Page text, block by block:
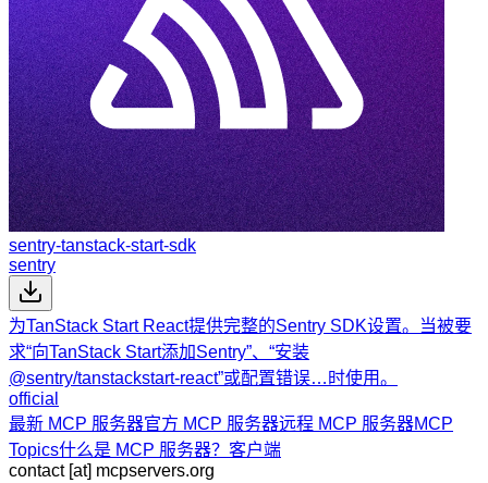
sentry-tanstack-start-sdk
sentry
为TanStack Start React提供完整的Sentry SDK设置。当被要
求“向TanStack Start添加Sentry”、“安装
@sentry/tanstackstart-react”或配置错误…时使用。
official
最新 MCP 服务器官方 MCP 服务器远程 MCP 服务器MCP
Topics什么是 MCP 服务器？ 客户端
contact [at] mcpservers.org